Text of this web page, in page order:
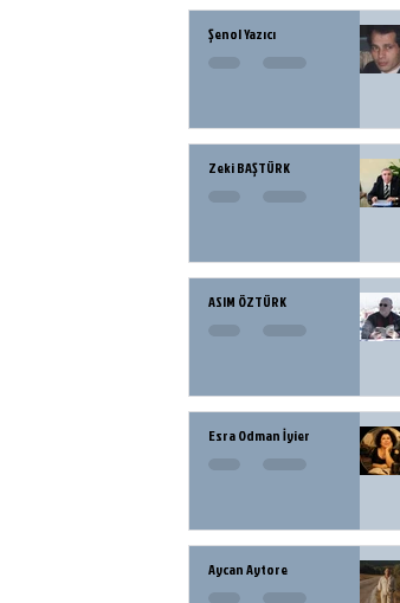
Şenol Yazıcı
Zeki BAŞTÜRK
ASIM ÖZTÜRK
Esra Odman İyier
Aycan Aytore